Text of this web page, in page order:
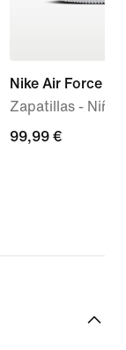
Nike Air Force 1
Zapatillas -
99,99 €
99,99 €